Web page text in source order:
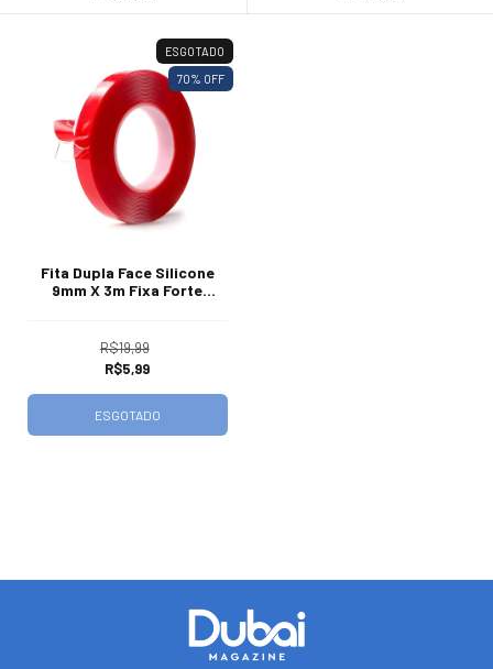
ESGOTADO
70% OFF
Fita Dupla Face Silicone
9mm X 3m Fixa Forte
R$19,99
R$5,99
ESGOTADO